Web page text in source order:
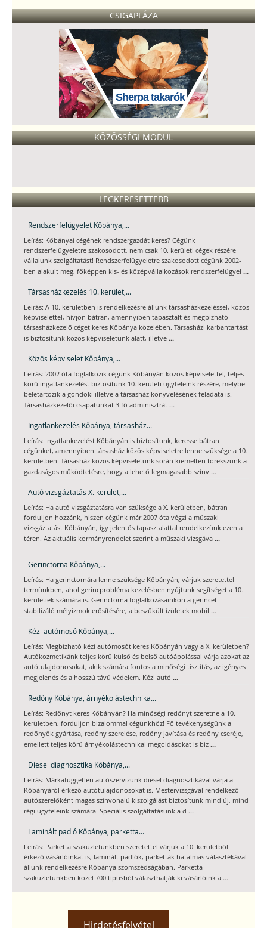
CSIGAPLÁZA
Sherpa takarók
KÖZÖSSÉGI MODUL
LEGKERESETTEBB
Rendszerfelügyelet Kőbánya,...
Leírás: Kőbányai cégének rendszergazdát keres? Cégünk
rendszerfelügyeletre szakosodott, nem csak 10. kerületi cégek részére
vállalunk szolgáltatást! Rendszerfelügyeletre szakosodott cégünk 2002-
ben alakult meg, főképpen kis- és középvállalkozások rendszerfelügyel ...
Társasházkezelés 10. kerület,...
Leírás: A 10. kerületben is rendelkezésre állunk társasházkezeléssel, közös
képviselettel, hívjon bátran, amennyiben tapasztalt és megbízható
társasházkezelő céget keres Kőbánya közelében. Társasházi karbantartást
is biztosítunk közös képviseletünk alatt, illetve ...
Közös képviselet Kőbánya,...
Leírás: 2002 óta foglalkozik cégünk Kőbányán közös képviselettel, teljes
körű ingatlankezelést biztosítunk 10. kerületi ügyfeleink részére, melybe
beletartozik a gondoki illetve a társasház könyvelésének feladata is.
Társasházkezelői csapatunkat 3 fő adminisztrát ...
Ingatlankezelés Kőbánya, társasház...
Leírás: Ingatlankezelést Kőbányán is biztosítunk, keresse bátran
cégünket, amennyiben társasház közös képviseletre lenne szüksége a 10.
kerületben. Társasház közös képviseletünk során kiemelten törekszünk a
gazdaságos működtetésre, hogy a lehető legmagasabb színv ...
Autó vizsgáztatás X. kerület,...
Leírás: Ha autó vizsgáztatásra van szüksége a X. kerületben, bátran
forduljon hozzánk, hiszen cégünk már 2007 óta végzi a műszaki
vizsgáztatást Kőbányán, így jelentős tapasztalattal rendelkezünk ezen a
téren. Az aktuális kormányrendelet szerint a műszaki vizsgáva ...
Gerinctorna Kőbánya,...
Leírás: Ha gerinctornára lenne szüksége Kőbányán, várjuk szeretettel
termünkben, ahol gerincprobléma kezelésben nyújtunk segítséget a 10.
kerületiek számára is. Gerinctorna foglalkozásainkon a gerincet
stabilizáló mélyizmok erősítésére, a beszűkült ízületek mobil ...
Kézi autómosó Kőbánya,...
Leírás: Megbízható kézi autómosót keres Kőbányán vagy a X. kerületben?
Autókozmetikánk teljes körű külső és belső autóápolással várja azokat az
autótulajdonosokat, akik számára fontos a minőségi tisztítás, az igényes
megjelenés és a hosszú távú védelem. Kézi autó ...
Redőny Kőbánya, árnyékolástechnika...
Leírás: Redőnyt keres Kőbányán? Ha minőségi redőnyt szeretne a 10.
kerületben, forduljon bizalommal cégünkhöz! Fő tevékenységünk a
redőnyök gyártása, redőny szerelése, redőny javítása és redőny cseréje,
emellett teljes körű árnyékolástechnikai megoldásokat is biz ...
Diesel diagnosztika Kőbánya,...
Leírás: Márkafüggetlen autószervizünk diesel diagnosztikával várja a
Kőbányáról érkező autótulajdonosokat is. Mestervizsgával rendelkező
autószerelőként magas színvonalú kiszolgálást biztosítunk mind új, mind
régi ügyfeleink számára. Speciális szolgáltatásunk a d ...
Laminált padló Kőbánya, parketta...
Leírás: Parketta szaküzletünkben szeretettel várjuk a 10. kerületből
érkező vásárlóinkat is, laminált padlók, parketták hatalmas választékával
állunk rendelkezésre Kőbánya szomszédságában. Parketta
szaküzletünkben közel 700 típusból választhatják ki vásárlóink a ...
Hirdetésfelvétel